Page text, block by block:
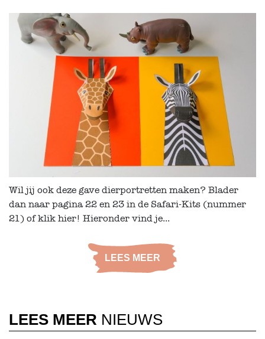
Wil jij ook deze gave dierportretten maken? Blader
dan naar pagina 22 en 23 in de Safari-Kits (nummer
21) of klik hier! Hieronder vind je...
LEES MEER
LEES MEER NIEUWS